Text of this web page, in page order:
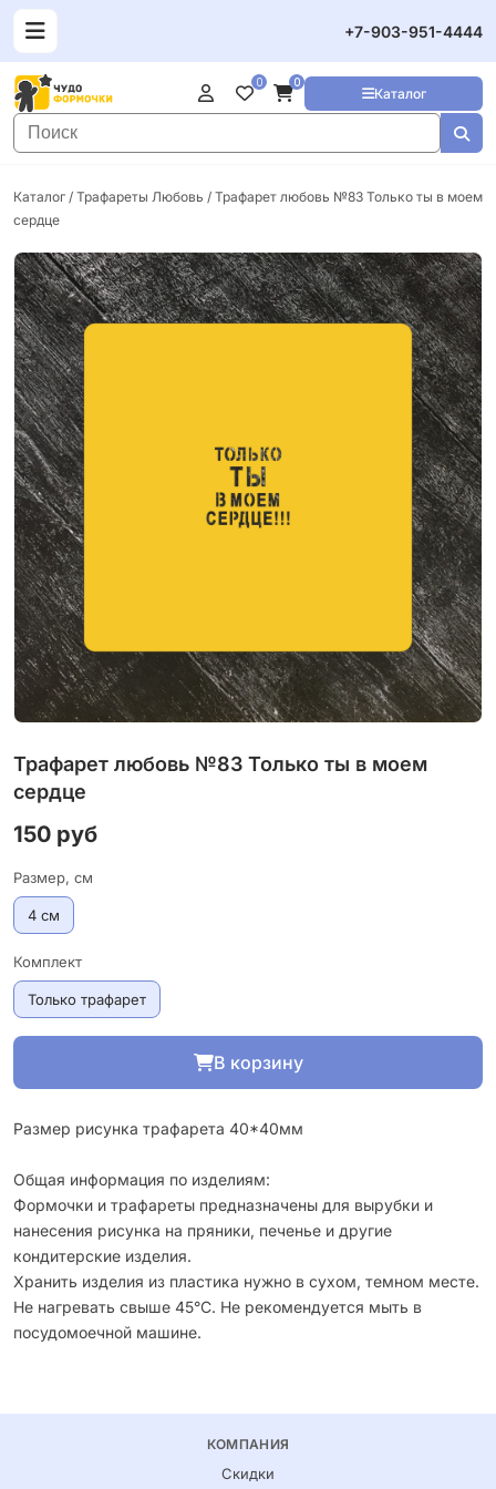
+7-903-951-4444
Каталог
0 0
Каталог / Трафареты Любовь / Трафарет любовь №83 Только ты в моем
сердце
Трафарет любовь №83 Только ты в моем
сердце
150 руб
Размер, см
4 см
Комплект
Только трафарет
В корзину
Размер рисунка трафарета 40*40мм
Общая информация по изделиям:
Формочки и трафареты предназначены для вырубки и
нанесения рисунка на пряники, печенье и другие
кондитерские изделия.
Хранить изделия из пластика нужно в сухом, темном месте.
Не нагревать свыше 45°С. Не рекомендуется мыть в
посудомоечной машине.
КОМПАНИЯ
Скидки